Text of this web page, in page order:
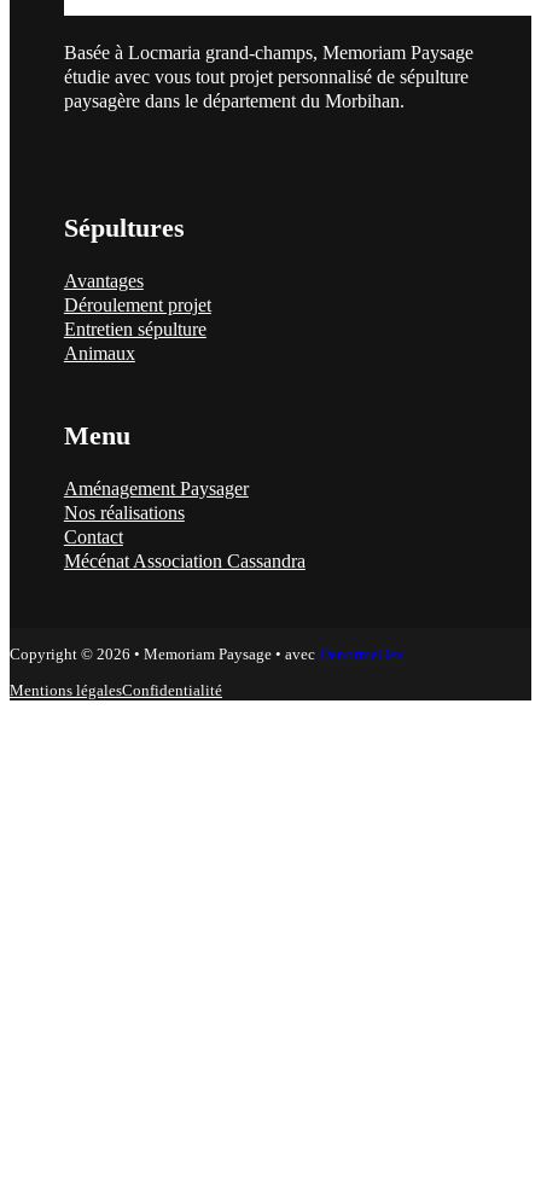
Basée à Locmaria grand-champs, Memoriam Paysage
étudie avec vous tout projet personnalisé de sépulture
paysagère dans le département du Morbihan.
Sépultures
Avantages
Déroulement projet
Entretien sépulture
Animaux
Menu
Aménagement Paysager
Nos réalisations
Contact
Mécénat Association Cassandra
Copyright © 2026 • Memoriam Paysage • avec DenormeDev
Mentions légalesConfidentialité